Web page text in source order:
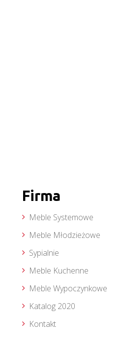
Firma
Meble Systemowe
Meble Młodzieżowe
Sypialnie
Meble Kuchenne
Meble Wypoczynkowe
Katalog 2020
Kontakt